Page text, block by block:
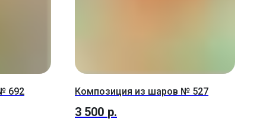
692 Композиция из шаров № 527
3 500 р.